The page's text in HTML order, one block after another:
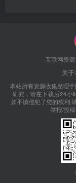
互联网资
关
本站所有资源收集整理
研究，请在下载后24小
如不慎侵犯了您的权利,
举报/投